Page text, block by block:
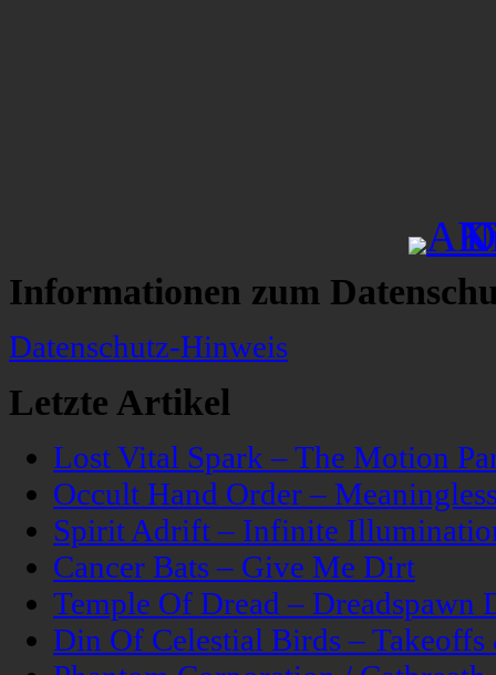
Informationen zum
Datenschutz-Hinweis
Letzte Artikel
Lost Vital Spark – The Motion
Occult Hand Order –
Spirit Adrift – Infinite
Cancer Bats – Give Me Dirt
Temple Of Dread – Dreadspawn
Din Of Celestial Birds –